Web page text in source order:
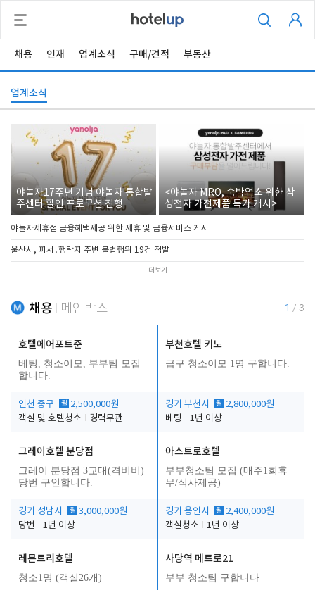
채용 인재 업계소식 구매/견적 부동산
업계소식
야놀자17주년 기념 야놀자 통합발
주센터 할인 프로모션 진행
<야놀자 MRO, 숙박업소 위한 삼
성전자 가전제품 특가 개시>
야놀자제휴점 금융혜택제공 위한 제휴 및 금융서비스 게시
울산시, 피서․행락지 주변 불법행위 19건 적발
더보기
채용 메인박스 1 / 3
호텔에어포트준
베팅, 청소이모, 부부팀 모집
합니다.
인천 중구 월 2,500,000원
객실 및 호텔청소
경력무관
부천호텔 키노
급구 청소이모 1명 구합니다.
경기 부천시 월 2,800,000원
베팅
1년 이상
그레이호텔 분당점
그레이 분당점 3교대(격비비)
당번 구인합니다.
경기 성남시 월 3,000,000원
당번
1년 이상
아스트로호텔
부부청소팀 모집 (매주1회휴
무/식사제공)
경기 용인시 월 2,400,000원
객실청소
1년 이상
레몬트리호텔
청소1명 (객실26개)
사당역 메트로21
부부 청소팀 구합니다